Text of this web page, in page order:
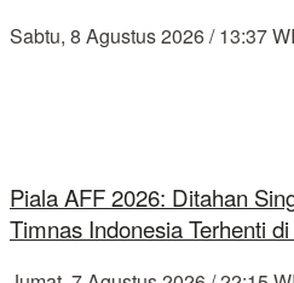
Sabtu, 8 Agustus 2026 / 13:37
Piala AFF 2026: Ditahan
Timnas Indonesia Terhenti